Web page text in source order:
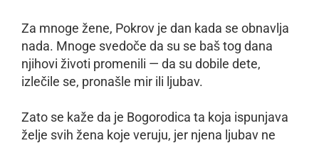
Za mnoge žene, Pokrov je dan kada se obnavlja
nada. Mnoge svedoče da su se baš tog dana
njihovi životi promenili — da su dobile dete,
izlečile se, pronašle mir ili ljubav.
Zato se kaže da je Bogorodica ta koja ispunjava
želje svih žena koje veruju, jer njena ljubav ne